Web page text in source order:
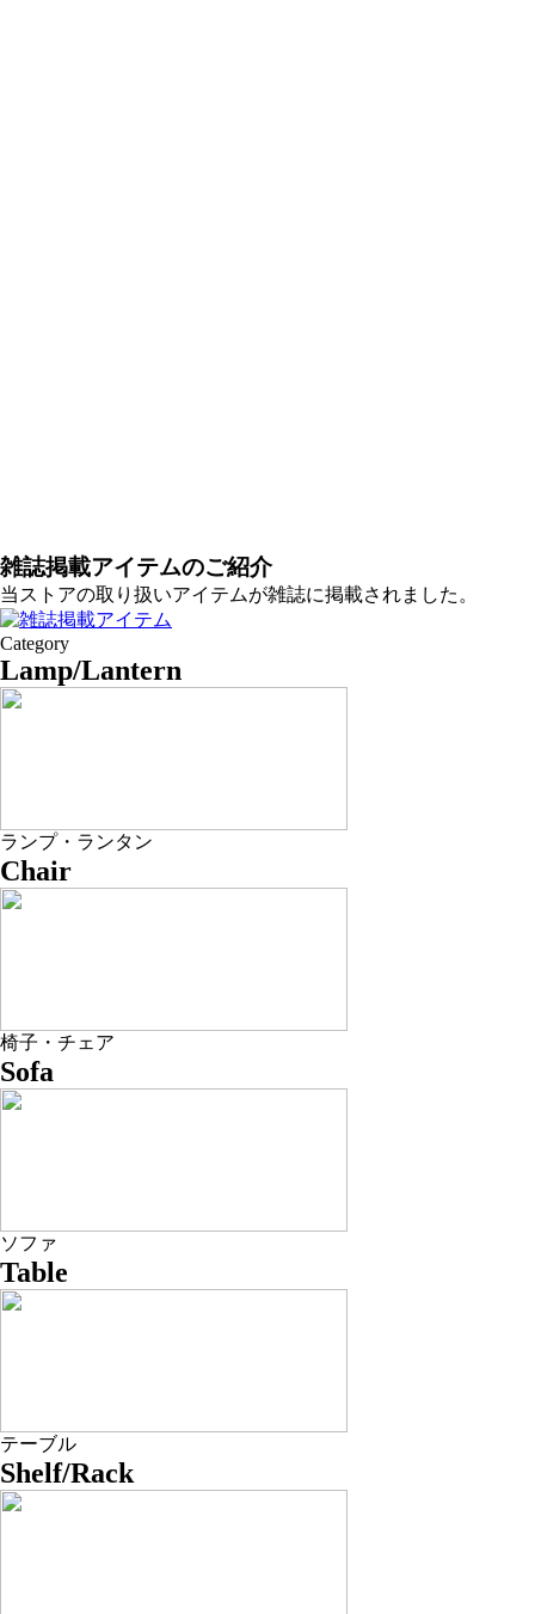
雑誌掲載アイテムのご紹介
当ストアの取り扱いアイテムが雑誌に掲載されました。
Category
Lamp/Lantern
ランプ・ランタン
Chair
椅子・チェア
Sofa
ソファ
Table
テーブル
Shelf/Rack